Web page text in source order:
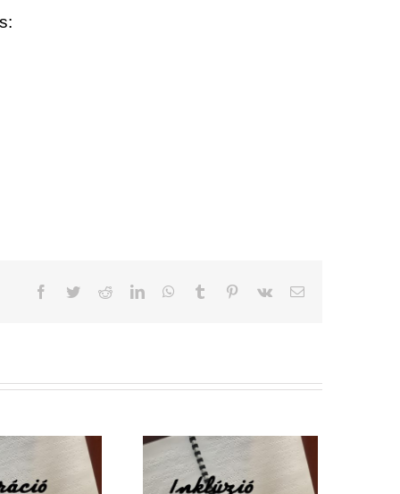
Facebook
TwitterRedditLinkedInWhatsApp
Tumblr Pinterest
Vk Email